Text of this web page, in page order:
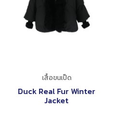
เสื้อขนเป็ด
Duck Real Fur Winter
Jacket